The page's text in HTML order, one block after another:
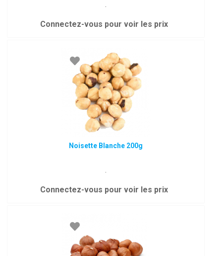
.
Connectez-vous pour voir les prix
Noisette Blanche 200g
.
Connectez-vous pour voir les prix